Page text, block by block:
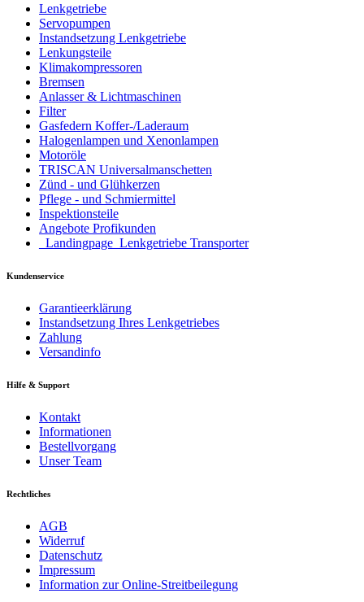
Lenkgetriebe
Servopumpen
Instandsetzung Lenkgetriebe
Lenkungsteile
Klimakompressoren
Bremsen
Anlasser & Lichtmaschinen
Filter
Gasfedern Koffer-/Laderaum
Halogenlampen und Xenonlampen
Motoröle
TRISCAN Universalmanschetten
Zünd - und Glühkerzen
Pflege - und Schmiermittel
Inspektionsteile
Angebote Profikunden
_Landingpage_Lenkgetriebe Transporter
Kundenservice
Garantieerklärung
Instandsetzung Ihres Lenkgetriebes
Zahlung
Versandinfo
Hilfe & Support
Kontakt
Informationen
Bestellvorgang
Unser Team
Rechtliches
AGB
Widerruf
Datenschutz
Impressum
Information zur Online-Streitbeilegung